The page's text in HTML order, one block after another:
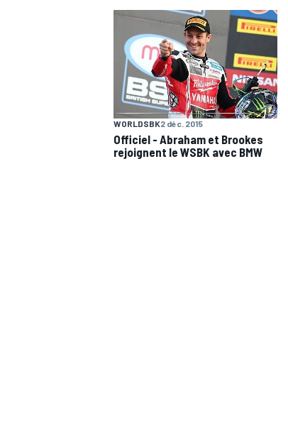
WRC
WORLDSBK2 déc. 2015
Officiel - Abraham et Brookes
rejoignent le WSBK avec BMW